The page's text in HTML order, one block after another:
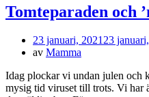
Tomteparaden och
Publicerad
den
23 januari, 202123
av Mamma
Idag plockar vi undan julen och
mysig tid viruset till trots. Vi har